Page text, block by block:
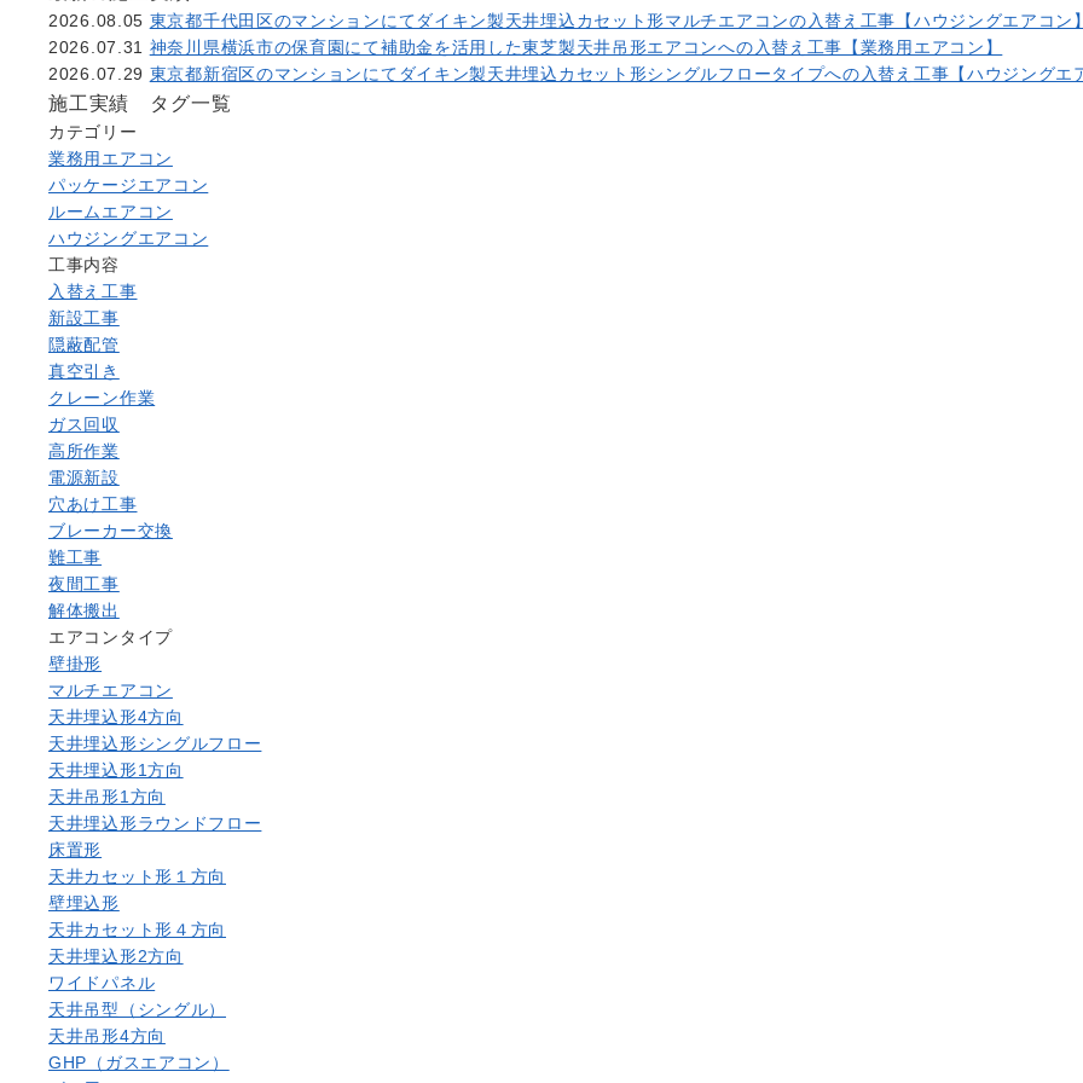
2026.08.05 東京都千代田区のマンションにてダイキン製天井埋込カセット形マルチエアコンの入替え工事【ハウジングエアコン】
2026.07.31 神奈川県横浜市の保育園にて補助金を活用した東芝製天井吊形エアコンへの入替え工事【業務用エアコン】
2026.07.29 東京都新宿区のマンションにてダイキン製天井埋込カセット形シングルフロータイプへの入替え工事【ハウジングエ
施工実績 タグ一覧
カテゴリー
業務用エアコン
パッケージエアコン
ルームエアコン
ハウジングエアコン
工事内容
入替え工事
新設工事
隠蔽配管
真空引き
クレーン作業
ガス回収
高所作業
電源新設
穴あけ工事
ブレーカー交換
難工事
夜間工事
解体搬出
エアコンタイプ
壁掛形
マルチエアコン
天井埋込形4方向
天井埋込形シングルフロー
天井埋込形1方向
天井吊形1方向
天井埋込形ラウンドフロー
床置形
天井カセット形１方向
壁埋込形
天井カセット形４方向
天井埋込形2方向
ワイドパネル
天井吊型（シングル）
天井吊形4方向
GHP（ガスエアコン）